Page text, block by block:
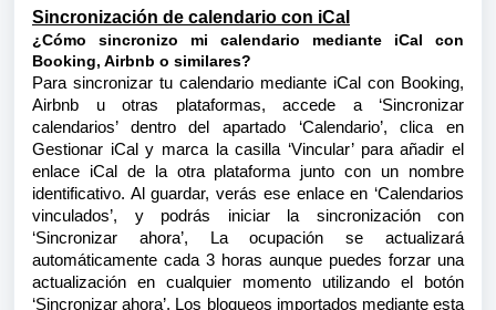
Sincronización de calendario con iCal
¿Cómo sincronizo mi calendario mediante iCal con
Booking, Airbnb o similares?
Para sincronizar tu calendario mediante iCal con Booking,
Airbnb u otras plataformas, accede a ‘Sincronizar
calendarios’ dentro del apartado ‘Calendario’, clica en
Gestionar iCal y marca la casilla ‘Vincular’ para añadir el
enlace iCal de la otra plataforma junto con un nombre
identificativo. Al guardar, verás ese enlace en ‘Calendarios
vinculados’, y podrás iniciar la sincronización con
‘Sincronizar ahora’, La ocupación se actualizará
automáticamente cada 3 horas aunque puedes forzar una
actualización en cualquier momento utilizando el botón
‘Sincronizar ahora’. Los bloqueos importados mediante esta